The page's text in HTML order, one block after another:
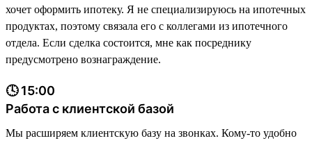
хочет оформить ипотеку. Я не специализируюсь на ипотечных
продуктах, поэтому связала его с коллегами из ипотечного
отдела. Если сделка состоится, мне как посреднику
предусмотрено вознаграждение.
🕓 15:00
Работа с клиентской базой
Мы расширяем клиентскую базу на звонках. Кому-то удобно